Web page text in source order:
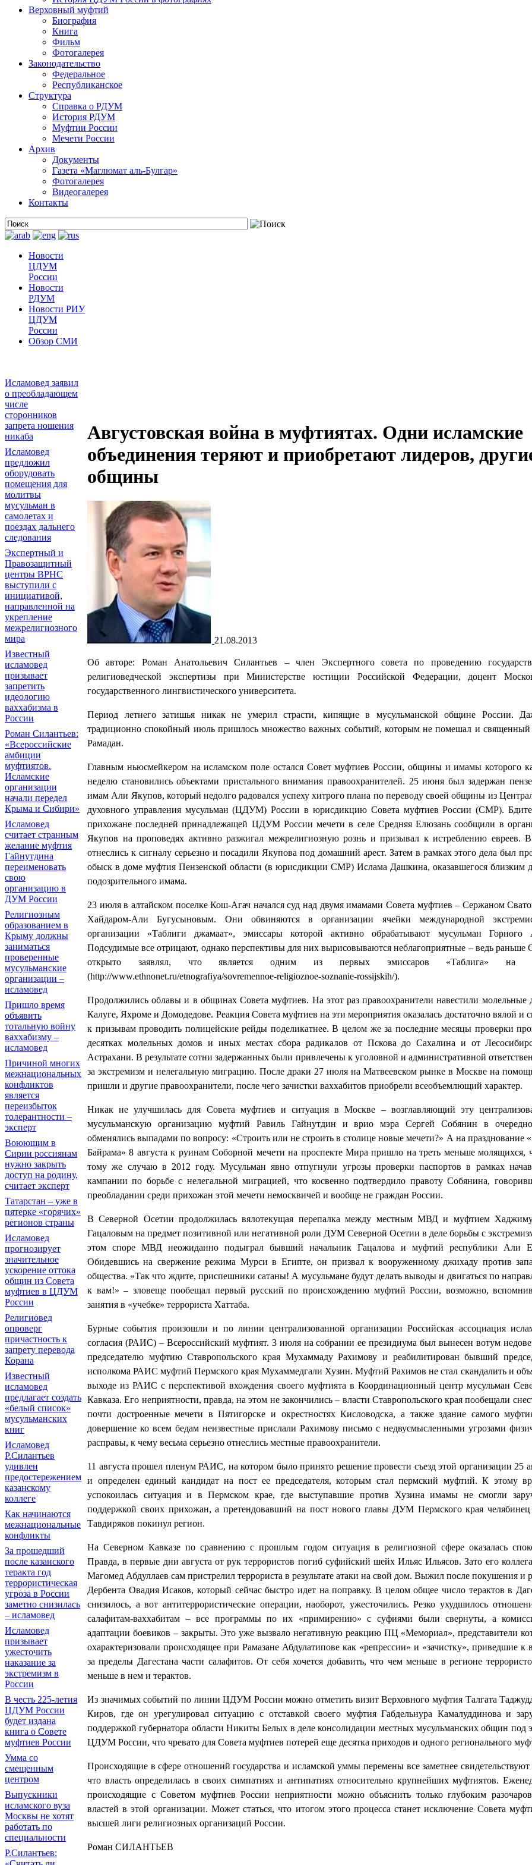
Верховный муфтий
Биография
Книга
Фильм
Фотогалерея
Законодательство
Федеральное
Республиканское
Структура
Справка о РДУМ
История РДУМ
Муфтии России
Мечети России
Архив
Документы
Газета «Маглюмат аль-Булгар»
Фотогалерея
Видеогалерея
Контакты
Новости
ЦДУМ
России
Новости
РДУМ
Новости РИУ
ЦДУМ
России
Обзор СМИ
Исламовед заявил
о преобладающем
числе
сторонников
запрета ношения
никаба
Исламовед
предложил
оборудовать
помещения для
молитвы
мусульман в
самолетах и
поездах дальнего
следования
Экспертный и
Правозащитный
центры ВРНС
выступили с
инициативой,
направленной на
укрепление
межрелигиозного
мира
Известный
исламовед
призывает
запретить
идеологию
ваххабизма в
России
Роман Силантьев:
«Всероссийские
амбиции
муфтиятов.
Исламские
организации
начали передел
Крыма и Сибири»
Исламовед
считает странным
желание муфтия
Гайнутдина
переименовать
свою
организацию в
ДУМ России
Религиозным
образованием в
Крыму должны
заниматься
проверенные
мусульманские
организации –
исламовед
Пришло время
объявить
тотальную войну
ваххабизму –
исламовед
Причиной многих
межнациональных
конфликтов
является
переизбыток
толерантности –
эксперт
Воюющим в
Сирии россиянам
нужно закрыть
доступ на родину,
считает эксперт
Татарстан – уже в
пятерке «горячих»
регионов страны
Исламовед
прогнозирует
значительное
ускорение оттока
общин из Совета
муфтиев в ЦДУМ
России
Религиовед
опроверг
причастность к
запрету перевода
Корана
Известный
исламовед
предлагает создать
«белый список»
мусульманских
книг
Исламовед
Р.Силантьев
удивлен
предостережением
казанскому
коллеге
Как начинаются
межнациональные
конфликты
За прошедший
после казанского
теракта год
террористическая
угроза в России
заметно снизилась
– исламовед
Исламовед
призывает
ужесточить
наказание за
экстремизм в
России
В честь 225-летия
ЦДУМ России
будет издана
книга о Совете
муфтиев России
Умма со
смещенным
центром
Выпускники
исламского вуза
Москвы не хотят
работать по
специальности
Р.Силантьев:
Августовская война в муфтиятах. Одни исламские
объединения теряют и приобретают лидеров,
общины
21.08.2013
Об авторе: Роман Анатольевич Силантьев – член Экспертного совета по проведению
религиоведческой экспертизы при Министерстве юстиции Российской Федерации, доцент
государственного лингвистического университета.
Период летнего затишья никак не умерил страсти, кипящие в мусульманской общине России.
традиционно спокойный июль пришлось множество важных событий, которым не помешал и священный
Рамадан.
Главным ньюсмейкером на исламском поле остался Совет муфтиев России, общины и имамы которого
неделю становились объектами пристального внимания правоохранителей. 25 июня был задержан
имам Али Якупов, который недолго радовался успеху хитрого плана по переводу своей общины из
духовного управления мусульман (ЦДУМ) России в юрисдикцию Совета муфтиев России (СМР).
прихожане последней принадлежащей ЦДУМ России мечети в селе Средняя Елюзань сообщили в
Якупов на проповедях активно разжигал межрелигиозную рознь и призывал к истреблению
отнеслись к сигналу серьезно и посадили Якупова под домашний арест. Затем в рамках этого дела был
обыск в доме муфтия Пензенской области (в юрисдикции СМР) Ислама Дашкина, оказавшегося близким
подозрительного имама.
23 июля в алтайском поселке Кош-Агач начался суд над двумя имамами Совета муфтиев – Сержаном
Хайдаром-Али Бугусыновым. Они обвиняются в организации ячейки международной
организации «Таблиги джамаат», эмиссары которой активно обрабатывают мусульман Горного
Подсудимые все отрицают, однако перспективы для них вырисовываются неблагоприятные – ведь раньше
открыто заявлял, что является одним из первых эмиссаров «Таблига» на
(http://www.ethnonet.ru/etnografiya/sovremennoe-religioznoe-soznanie-rossijskih/).
Продолжились облавы и в общинах Совета муфтиев. На этот раз правоохранители навестили молельные
Калуге, Яхроме и Домодедове. Реакция Совета муфтиев на эти мероприятия оказалась достаточно вялой и
к призывам проводить полицейские рейды поделикатнее. В целом же за последние месяцы проверки
десятках молельных домов и иных местах сбора радикалов от Пскова до Сахалина и от
Астрахани. В результате сотни задержанных были привлечены к уголовной и административной
за экстремизм и нелегальную миграцию. После драки 27 июля на Матвеевском рынке в Москве на
пришли и другие правоохранители, после чего зачистки ваххабитов приобрели всеобъемлющий характер.
Никак не улучшилась для Совета муфтиев и ситуация в Москве – возглавляющий эту
мусульманскую организацию муфтий Равиль Гайнутдин и врио мэра Сергей Собянин в
обменялись выпадами по вопросу: «Строить или не строить в столице новые мечети?» А на празднование
Байрама» 8 августа к руинам Соборной мечети на проспекте Мира пришло на треть меньше молящихся,
тому же случаю в 2012 году. Мусульман явно отпугнули угрозы проверки паспортов в рамках
кампании по борьбе с нелегальной миграцией, что косвенно подтвердило правоту Собянина,
преобладании среди прихожан этой мечети немосквичей и вообще не граждан России.
В Северной Осетии продолжилась вялотекущая перепалка между местным МВД и муфтием
Гацаловым на предмет позитивной или негативной роли ДУМ Северной Осетии в деле борьбы с
этом споре МВД неожиданно подыграл бывший начальник Гацалова и муфтий республики Али
Обидевшись на свержение режима Мурси в Египте, он призвал к вооруженному джихаду против
общества. «Так что ждите, приспешники сатаны! А мусульмане будут делать выводы и двигаться по
к вам!» – зловеще пообещал первый русский по происхождению муфтий России, возможно,
занятия в «учебке» террориста Хаттаба.
Бурные события произошли и по линии централизованной организации Российская ассоциация
согласия (РАИС) – Всероссийский муфтият. 3 июля на собрании ее президиума был вынесен вотум
председателю муфтию Ставропольского края Мухаммаду Рахимову и реабилитирован бывший
исполкома РАИС муфтий Пермского края Мухаммедгали Хузин. Муфтий Рахимов не стал скандалить и
выходе из РАИС с перспективой вхождения своего муфтията в Координационный центр мусульман
Кавказа. Его неприятности, правда, на этом не закончились – власти Ставропольского края пообещали
почти достроенные мечети в Пятигорске и окрестностях Кисловодска, а также здание самого
довершение ко всем бедам неизвестные прислали Рахимову письмо с недвусмысленными угрозами
расправы, к чему весьма серьезно отнеслись местные правоохранители.
11 августа прошел пленум РАИС, на котором было принято решение провести съезд этой организации 25
и определен единый кандидат на пост ее председателя, которым стал пермский муфтий. К этому
успокоилась ситуация и в Пермском крае, где выступавшие против Хузина имамы не смогли
поддержкой своих прихожан, а претендовавший на пост нового главы ДУМ Пермского края челябинец
Тавдиряков покинул регион.
На Северном Кавказе по сравнению с прошлым годом ситуация в религиозной сфере оказалась
Правда, в первые дни августа от рук террористов погиб суфийский шейх Ильяс Ильясов. Зато его
Магомед Абдуллаев сам пристрелил террориста в результате атаки на свой дом. Выжил после покушения и
Дербента Овадия Исаков, который сейчас быстро идет на поправку. В целом общее число терактов в
снизилось, а вот антитеррористические операции, наоборот, ужесточились. Резко ухудшилось
салафитам-ваххабитам – все программы по их «примирению» с суфиями были свернуты, а
адаптации боевиков – закрыты. Это уже вызвало негативную реакцию ПЦ «Мемориал», представители
охарактеризовали происходящее при Рамазане Абдулатипове как «репрессии» и «зачистку», приведшие к
за пределы Дагестана части салафитов. От себя хочется добавить, что чем меньше в регионе
меньше в нем и терактов.
Из значимых событий по линии ЦДУМ России можно отметить визит Верховного муфтия Талгата
Киров, где он урегулировал ситуацию с отставкой своего муфтия Габдельнура Камалуддинова и
поддержкой губернатора области Никиты Белых в деле консолидации местных мусульманских общин под
ЦДУМ России, что чревато для Совета муфтиев потерей еще десятка приходов и одного регионального
Происходящие в сфере отношений государства и исламской уммы перемены все заметнее
что власть определилась в своих симпатиях и антипатиях относительно крупнейших муфтиятов.
происходящие с Советом муфтиев России неприятности можно объяснить только глубоким
властей в этой организации. Может статься, что итогом этого процесса станет исключение Совета
высшей лиги религиозных организаций России.
Роман СИЛАНТЬЕВ